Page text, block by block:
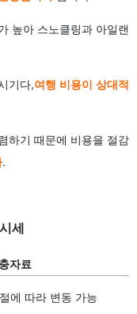
높아 스노클링과 아일랜
기다,여행 비용이 상대적
하기 때문에 비용을 절감
.
세
자료
에 따라 변동 가능